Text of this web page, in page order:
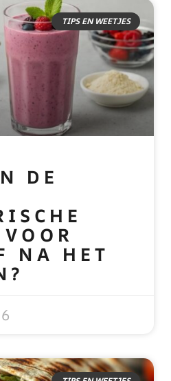
TIPS EN WEETJES
DE
NA HET